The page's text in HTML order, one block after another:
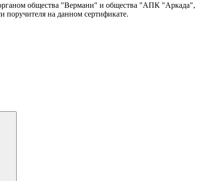
общества "Вермани" и общества "АПК "Аркада",
поручителя на данном сертификате.